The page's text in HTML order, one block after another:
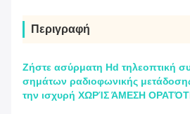
Περιγραφή
Ζήστε ασύρματη Hd τηλεοπτική
σημάτων ραδιοφωνικής
την ισχυρή ΧΩΡΊΣ ΆΜΕΣΗ